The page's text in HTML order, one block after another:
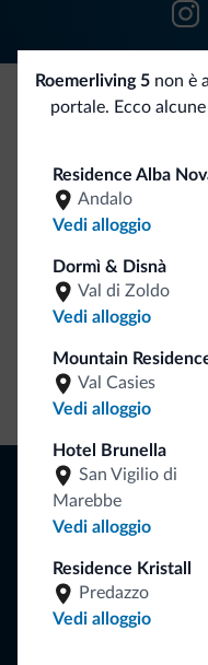
Roemerliving 5 non è
portale. Ecco
Residence Alba
Andalo
Vedi alloggio
Dormì & Disnà
Val di Zoldo
Vedi alloggio
Mountain
Val Casies
Vedi alloggio
Hotel Brunella
San Vigilio di
Marebbe
Vedi alloggio
Residence Kristall
Predazzo
Vedi alloggio
Be Original,
Dolomiti.it!